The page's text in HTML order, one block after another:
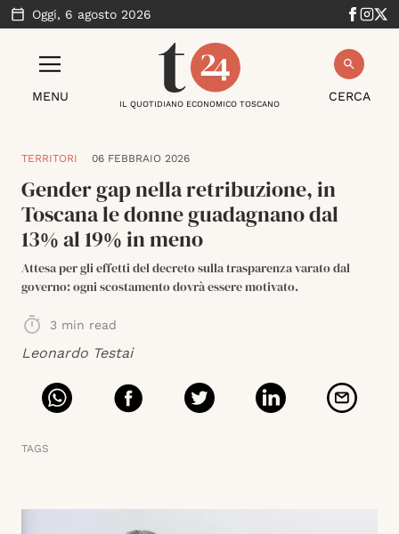
Oggi, 6 agosto 2026
MENU CERCA
IL QUOTIDIANO ECONOMICO TOSCANO
TERRITORI 06 FEBBRAIO 2026
Gender gap nella retribuzione, in
Toscana le donne guadagnano dal
13% al 19% in meno
Attesa per gli effetti del decreto sulla trasparenza varato dal
governo: ogni scostamento dovrà essere motivato.
3 min read
Leonardo Testai
TAGS